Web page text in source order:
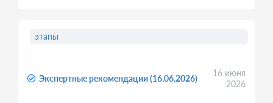
Экспертные рекомендации (16.06.2026)
16 июня
2026
этапы